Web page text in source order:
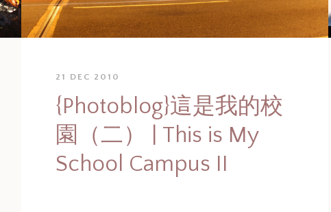
21 DEC 2010
{Photoblog}這是我的校
園（二） | This is My
School Campus II